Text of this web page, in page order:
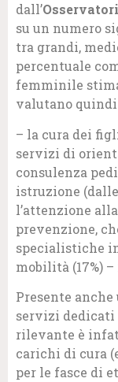
dall’
su un numero
tra grandi,
percentuale
femminile
valutano
– la cura dei
servizi di
consulenza
istruzione
l’attenzione
prevenzione,
specialistiche
mobilità (17%)
Presente
servizi
rilevante è
carichi di cura
per le fasce di